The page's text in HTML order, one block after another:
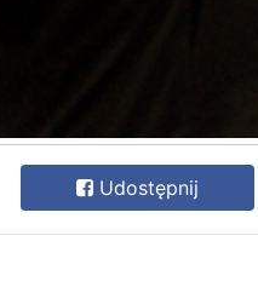
Udostępnij